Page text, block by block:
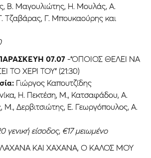
Β. Μαγουλιώτης, Η. Μουλάς, Α.
Τζαβάρας, Γ. Μπουκαούρης και
07.07 -“ΟΠΟΙΟΣ ΘΕΛΕΙ ΝΑ
ΤΟ ΧΕΡΙ ΤΟΥ” (21:30)
Γιώργος Καπουτζίδης
Η. Πεκτέση, Μ., Κατσαφάδου, Α.
Δερβιτσιώτης, Ε. Γεωργόπουλος, Α.
γενική είσοδος, €17 μειωμένο
ΚΑΙ ΧΑΧΑΝΑ, Ο ΚΑΛΟΣ ΜΟΥ